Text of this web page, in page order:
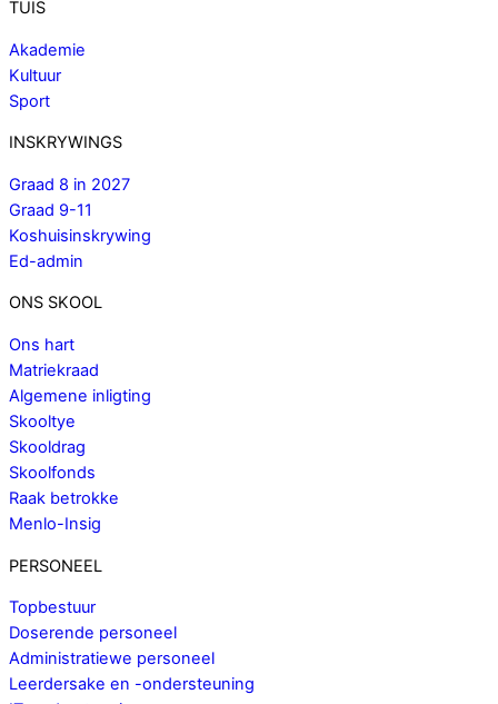
TUIS
Akademie
Kultuur
Sport
INSKRYWINGS
Graad 8 in 2027
Graad 9-11
Koshuisinskrywing
Ed-admin
ONS SKOOL
Ons hart
Matriekraad
Algemene inligting
Skooltye
Skooldrag
Skoolfonds
Raak betrokke
Menlo-Insig
PERSONEEL
Topbestuur
Doserende personeel
Administratiewe personeel
Leerdersake en -ondersteuning